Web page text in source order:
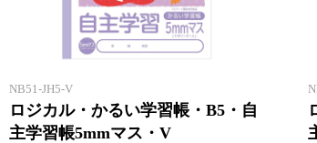
NB51-JH5-V
ロジカル・かるい学習帳・B5・自
主学習帳5mmマス・V
「